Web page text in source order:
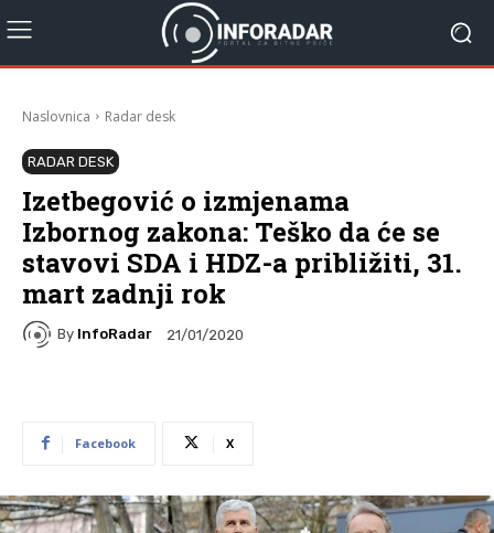
Naslovnica Radar desk
RADAR DESK
Izetbegović o izmjenama
Izbornog zakona: Teško da će se
stavovi SDA i HDZ-a približiti, 31.
mart zadnji rok
By InfoRadar 21/01/2020
Facebook X